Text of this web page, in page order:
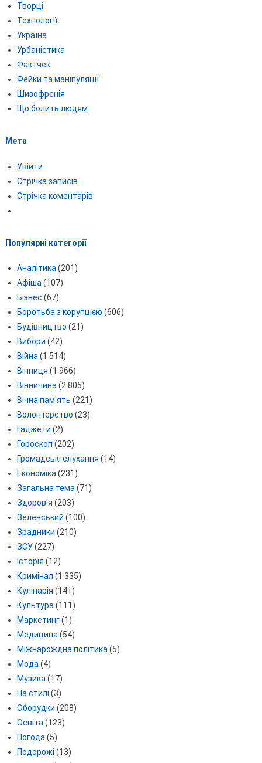
Творці
Технології
Україна
Урбаністика
Фактчек
Фейки та маніпуляції
Шизофренія
Що болить людям
Мета
Увійти
Стрічка записів
Стрічка коментарів
Популярні категорії
Аналітика (201)
Афіша (107)
Бізнес (67)
Боротьба з корупцією (606)
Будівництво (21)
Вибори (42)
Війна (1 514)
Вінниця (1 966)
Вінничина (2 805)
Вічна пам'ять (221)
Волонтерство (23)
Гаджети (2)
Гороскоп (202)
Громадські слухання (14)
Економіка (231)
Загальна тема (71)
Здоров'я (203)
Зеленський (100)
Зрадники (210)
ЗСУ(227)
Історія (12)
Кримінал (1 335)
Кулінарія (141)
Культура (111)
Маркетинг(1)
Медицина (54)
Міжнарождна політика (5)
Мода (4)
Музика (17)
На стилі (3)
Оборудки (208)
Освіта (123)
Погода (5)
Подорожі (13)